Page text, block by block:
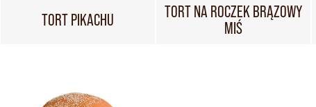
TORT PIKACHU
TORT NA ROCZEK BRĄZOWY
MIŚ